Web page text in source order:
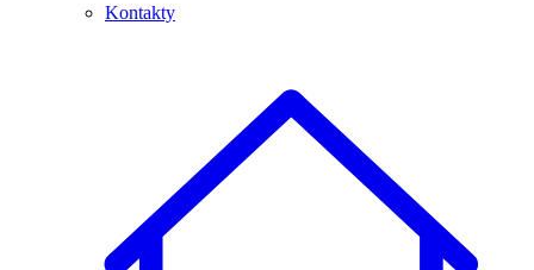
Kontakty